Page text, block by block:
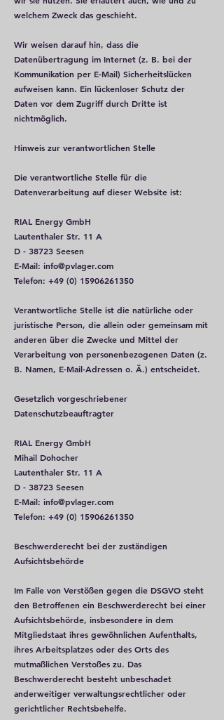
welchem Zweck das geschieht.
Wir weisen darauf hin, dass die
Datenübertragung im Internet (z. B. bei der
Kommunikation per E-Mail) Sicherheitslücken
aufweisen kann. Ein lückenloser Schutz der
Daten vor dem Zugriff durch Dritte ist
nichtmöglich.
Hinweis zur verantwortlichen Stelle
Die verantwortliche Stelle für die
Datenverarbeitung auf dieser Website ist:
RIAL Energy GmbH
Lautenthaler Str. 11 A
D - 38723 Seesen
E-Mail: info@pvlager.com
Telefon: +49 (0) 15906261350
Verantwortliche Stelle ist die natürliche oder
juristische Person, die allein oder gemeinsam mit
anderen über die Zwecke und Mittel der
Verarbeitung von personenbezogenen Daten (z.
B. Namen, E-Mail-Adressen o. Ä.) entscheidet.
Gesetzlich vorgeschriebener
Datenschutzbeauftragter
RIAL Energy GmbH
Mihail Dohocher
Lautenthaler Str. 11 A
D - 38723 Seesen
E-Mail: info@pvlager.com
Telefon: +49 (0) 15906261350
Beschwerderecht bei der zuständigen
Aufsichtsbehörde
Im Falle von Verstößen gegen die DSGVO steht
den Betroffenen ein Beschwerderecht bei einer
Aufsichtsbehörde, insbesondere in dem
Mitgliedstaat ihres gewöhnlichen Aufenthalts,
ihres Arbeitsplatzes oder des Orts des
mutmaßlichen Verstoßes zu. Das
Beschwerderecht besteht unbeschadet
anderweitiger verwaltungsrechtlicher oder
gerichtlicher Rechtsbehelfe.